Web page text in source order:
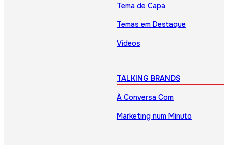
Tema de Capa
Temas em Destaque
Vídeos
TALKING BRANDS
À Conversa Com
Marketing num Minuto